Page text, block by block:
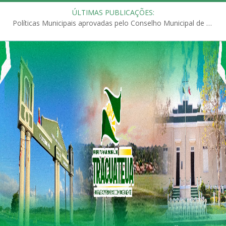
ÚLTIMAS PUBLICAÇÕES:
Políticas Municipais aprovadas pelo Conselho Municipal de Educação (CME)